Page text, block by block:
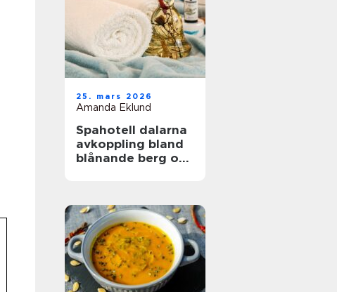
25. mars 2026
Amanda Eklund
Spahotell dalarna
avkoppling bland
blånande berg och